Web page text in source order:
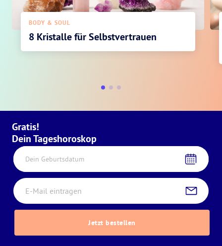
BODY & SOUL
8 Kristalle für Selbstvertrauen
Gratis!
Dein Tageshoroskop
Dein Geburtsdatum
Jetzt bestellen